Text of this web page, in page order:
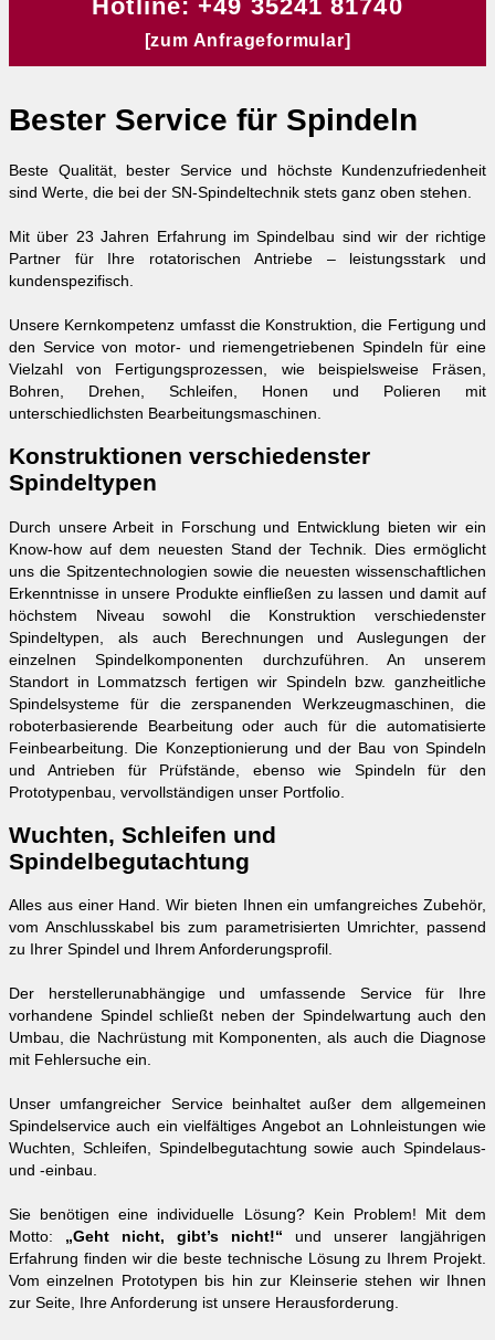
Datenschutz
Hotline: +49 35241 81740
[zum Anfrageformular]
Bester Service für Spindeln
Beste Qualität, bester Service und höchste Kundenzufriedenheit
sind Werte, die bei der SN‑Spindeltechnik stets ganz oben stehen.
Mit über 23 Jahren Erfahrung im Spindelbau sind wir der richtige
Partner für Ihre rotatorischen Antriebe – leistungsstark und
kundenspezifisch.
Unsere Kernkompetenz umfasst die Konstruktion, die Fertigung und
den Service von motor- und riemengetriebenen Spindeln für eine
Vielzahl von Fertigungsprozessen, wie beispielsweise Fräsen,
Bohren, Drehen, Schleifen, Honen und Polieren mit
unterschiedlichsten Bearbeitungsmaschinen.
Konstruktionen verschiedenster
Spindeltypen
Durch unsere Arbeit in Forschung und Entwicklung bieten wir ein
Know-how auf dem neuesten Stand der Technik. Dies ermöglicht
uns die Spitzentechnologien sowie die neuesten wissenschaftlichen
Erkenntnisse in unsere Produkte einfließen zu lassen und damit auf
höchstem Niveau sowohl die Konstruktion verschiedenster
Spindeltypen, als auch Berechnungen und Auslegungen der
einzelnen Spindelkomponenten durchzuführen. An unserem
Standort in Lommatzsch fertigen wir Spindeln bzw. ganzheitliche
Spindelsysteme für die zerspanenden Werkzeugmaschinen, die
roboterbasierende Bearbeitung oder auch für die automatisierte
Feinbearbeitung. Die Konzeptionierung und der Bau von Spindeln
und Antrieben für Prüfstände, ebenso wie Spindeln für den
Prototypenbau, vervollständigen unser Portfolio.
Wuchten, Schleifen und
Spindelbegutachtung
Alles aus einer Hand. Wir bieten Ihnen ein umfangreiches Zubehör,
vom Anschlusskabel bis zum parametrisierten Umrichter, passend
zu Ihrer Spindel und Ihrem Anforderungsprofil.
Der herstellerunabhängige und umfassende Service für Ihre
vorhandene Spindel schließt neben der Spindelwartung auch den
Umbau, die Nachrüstung mit Komponenten, als auch die Diagnose
mit Fehlersuche ein.
Unser umfangreicher Service beinhaltet außer dem allgemeinen
Spindelservice auch ein vielfältiges Angebot an Lohnleistungen wie
Wuchten, Schleifen, Spindelbegutachtung sowie auch Spindelaus-
und -einbau.
Sie benötigen eine individuelle Lösung? Kein Problem! Mit dem
Motto: „Geht nicht, gibt’s nicht!“ und unserer langjährigen
Erfahrung finden wir die beste technische Lösung zu Ihrem Projekt.
Vom einzelnen Prototypen bis hin zur Kleinserie stehen wir Ihnen
zur Seite, Ihre Anforderung ist unsere Herausforderung.